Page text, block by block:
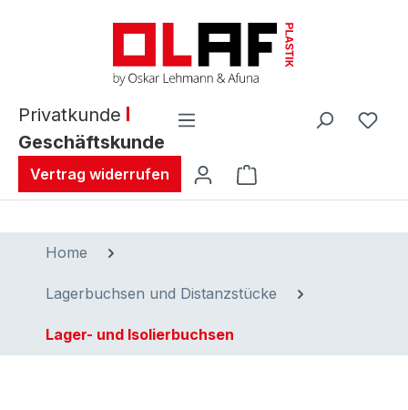
Privatkunde
Geschäftskunde
Vertrag widerrufen Warenkorb enthält
Home
Lagerbuchsen und Distanzstücke
Lager- und Isolierbuchsen